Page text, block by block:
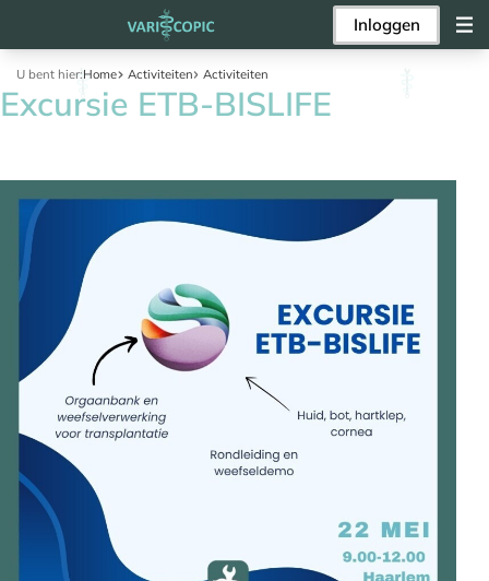
Inloggen
U bent hier:Home Activiteiten Activiteiten
Excursie ETB-BISLIFE